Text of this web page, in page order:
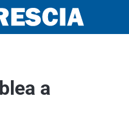
a